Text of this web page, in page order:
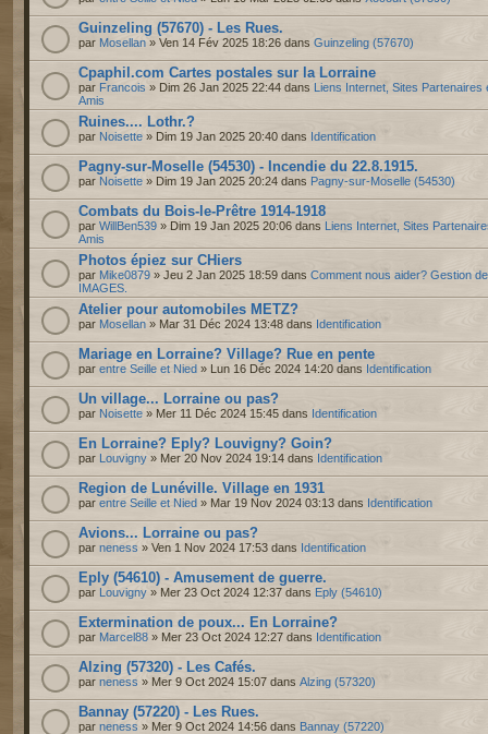
Guinzeling (57670) - Les Rues.
par Mosellan » Ven 14 Fév 2025 18:26 dans Guinzeling (57670)
Cpaphil.com Cartes postales sur la Lorraine
par Francois » Dim 26 Jan 2025 22:44 dans Liens Internet, Sites Partenaires
Amis
Ruines.... Lothr.?
par Noisette » Dim 19 Jan 2025 20:40 dans Identification
Pagny-sur-Moselle (54530) - Incendie du 22.8.1915.
par Noisette » Dim 19 Jan 2025 20:24 dans Pagny-sur-Moselle (54530)
Combats du Bois-le-Prêtre 1914-1918
par WillBen539 » Dim 19 Jan 2025 20:06 dans Liens Internet, Sites
Amis
Photos épiez sur CHiers
par Mike0879 » Jeu 2 Jan 2025 18:59 dans Comment nous aider? Gestion
IMAGES.
Atelier pour automobiles METZ?
par Mosellan » Mar 31 Déc 2024 13:48 dans Identification
Mariage en Lorraine? Village? Rue en pente
par entre Seille et Nied » Lun 16 Déc 2024 14:20 dans Identification
Un village... Lorraine ou pas?
par Noisette » Mer 11 Déc 2024 15:45 dans Identification
En Lorraine? Eply? Louvigny? Goin?
par Louvigny » Mer 20 Nov 2024 19:14 dans Identification
Region de Lunéville. Village en 1931
par entre Seille et Nied » Mar 19 Nov 2024 03:13 dans Identification
Avions... Lorraine ou pas?
par neness » Ven 1 Nov 2024 17:53 dans Identification
Eply (54610) - Amusement de guerre.
par Louvigny » Mer 23 Oct 2024 12:37 dans Eply (54610)
Extermination de poux... En Lorraine?
par Marcel88 » Mer 23 Oct 2024 12:27 dans Identification
Alzing (57320) - Les Cafés.
par neness » Mer 9 Oct 2024 15:07 dans Alzing (57320)
Bannay (57220) - Les Rues.
par neness » Mer 9 Oct 2024 14:56 dans Bannay (57220)